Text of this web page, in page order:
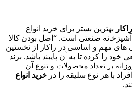
بهترین بستر برای خرید انواع
صنعتی است. “اصل بودن کالا
های مهم و اساسی در راکار از نخستین
را کرده تا به آن پایبند باشد. برند
بر تعداد محصولات و تنوع آن
با هر نوع سلیقه را در خرید انواع